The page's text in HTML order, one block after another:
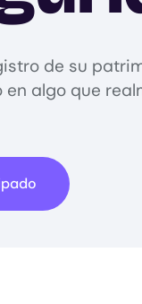
de su
algo que